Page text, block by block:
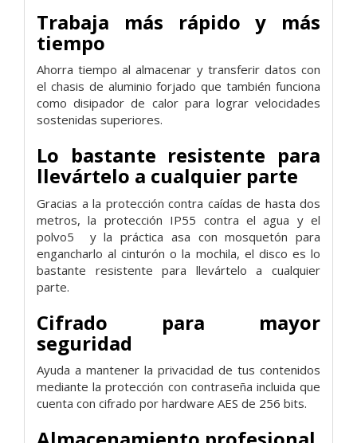
Trabaja más rápido y más
tiempo
Ahorra tiempo al almacenar y transferir datos con
el chasis de aluminio forjado que también funciona
como disipador de calor para lograr velocidades
sostenidas superiores.
Lo bastante resistente para
llevártelo a cualquier parte
Gracias a la protección contra caídas de hasta dos
metros, la protección IP55 contra el agua y el
polvo5 y la práctica asa con mosquetón para
engancharlo al cinturón o la mochila, el disco es lo
bastante resistente para llevártelo a cualquier
parte.
Cifrado para mayor
seguridad
Ayuda a mantener la privacidad de tus contenidos
mediante la protección con contraseña incluida que
cuenta con cifrado por hardware AES de 256 bits.